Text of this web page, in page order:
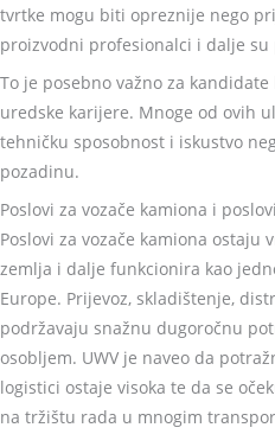
tvrtke mogu biti opreznije nego
proizvodni profesionalci i dalje
To je posebno važno za
uredske karijere. Mnoge od ovih
tehničku sposobnost i iskustvo
pozadinu.
Poslovi za vozače kamiona i
Poslovi za vozače kamiona ostaju
zemlja i dalje funkcionira kao
Europe. Prijevoz, skladištenje,
podržavaju snažnu dugoročnu
osobljem. UWV je naveo da
logistici ostaje visoka te da se
na tržištu rada u mnogim